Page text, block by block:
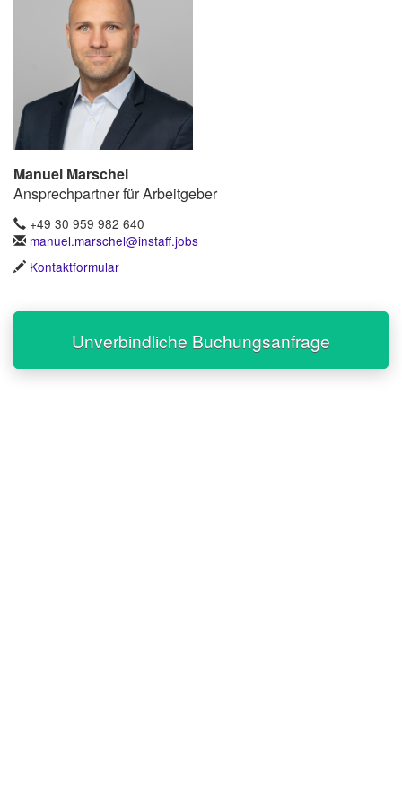
Manuel Marschel
Ansprechpartner für Arbeitgeber
+49 30 959 982 640
manuel.marschel@instaff.jobs
Kontaktformular
Unverbindliche Buchungsanfrage